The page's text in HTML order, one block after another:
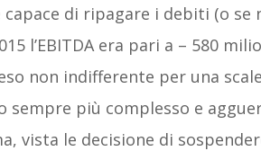
capace di ripagare i debiti (o se
l’EBITDA era pari a – 580
non indifferente per una
sempre più complesso e
vista le decisione di